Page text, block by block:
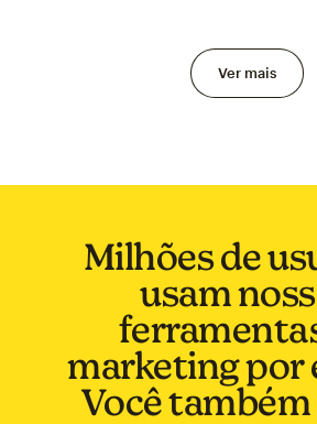
Ver mais
Milhões de
usam
marketing por
Você